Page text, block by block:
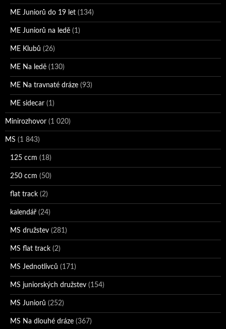
ME Juniorů do 19 let (134)
ME Juniorů na ledě (1)
ME Klubů (26)
ME Na ledě (130)
ME Na travnaté dráze (93)
ME sidecar (1)
Minirozhovor (1 020)
MS (1 843)
125 ccm (18)
250 ccm (50)
flat track (2)
kalendář (24)
MS družstev (281)
MS flat track (2)
MS Jednotlivců (171)
MS juniorských družstev (154)
MS Juniorů (252)
MS Na dlouhé dráze (367)